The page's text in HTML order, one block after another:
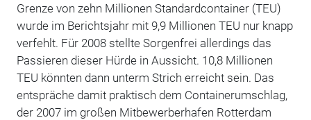
Grenze von zehn Millionen Standardcontainer (TEU)
wurde im Berichtsjahr mit 9,9 Millionen TEU nur knapp
verfehlt. Für 2008 stellte Sorgenfrei allerdings das
Passieren dieser Hürde in Aussicht. 10,8 Millionen
TEU könnten dann unterm Strich erreicht sein. Das
entspräche damit praktisch dem Containerumschlag,
der 2007 im großen Mitbewerberhafen Rotterdam